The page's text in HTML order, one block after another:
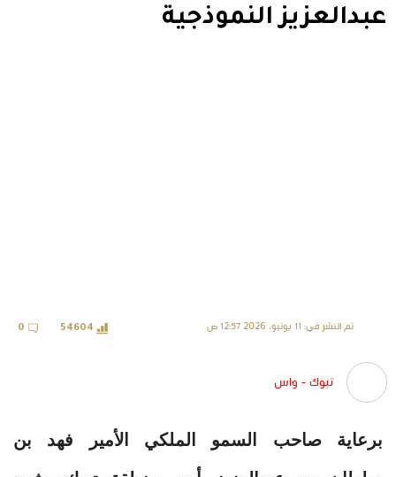
عبدالعزيز النموذجية
تم النشر في: 11 يونيو، 2026 12:57 ص 54604
0
تبوك - واس
برعاية صاحب السمو الملكي الأمير فهد بن